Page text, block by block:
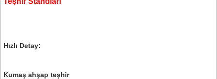
Hızlı Detay:
Kumaş ahşap teşhir